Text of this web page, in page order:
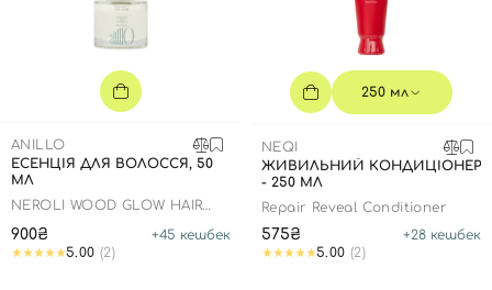
ANILLO
ЕСЕНЦІЯ ДЛЯ ВОЛОССЯ, 50
МЛ
NEROLI WOOD GLOW HAIR
900₴ +45 кешбек
5.00 (2)
250 мл
NEQI
ЖИВИЛЬНИЙ КОНДИЦІОНЕР
- 250 МЛ
Repair Reveal Conditioner
575₴ +28 кешбек
5.00 (2)